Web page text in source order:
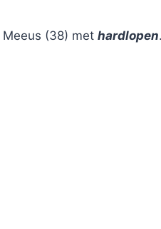
(38) met hardlopen